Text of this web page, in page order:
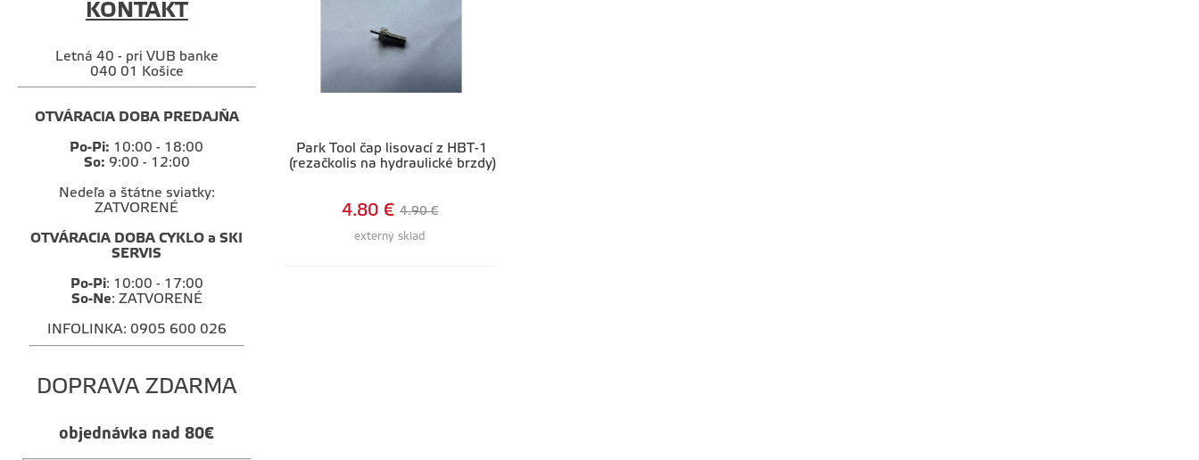
KONTAKT
Letná 40 - pri VUB banke
040 01 Košice
OTVÁRACIA DOBA PREDAJŇA
Po-Pi: 10:00 - 18:00
So: 9:00 - 12:00
Nedeľa a štátne sviatky:
ZATVORENÉ
OTVÁRACIA DOBA CYKLO a SKI
SERVIS
Po-Pi: 10:00 - 17:00
So-Ne: ZATVORENÉ
INFOLINKA: 0905 600 026
DOPRAVA ZDARMA
objednávka nad 80€
Park Tool čap lisovací z HBT-1
(rezačkolis na hydraulické brzdy)
externý sklad
4.80 € 4.90 €